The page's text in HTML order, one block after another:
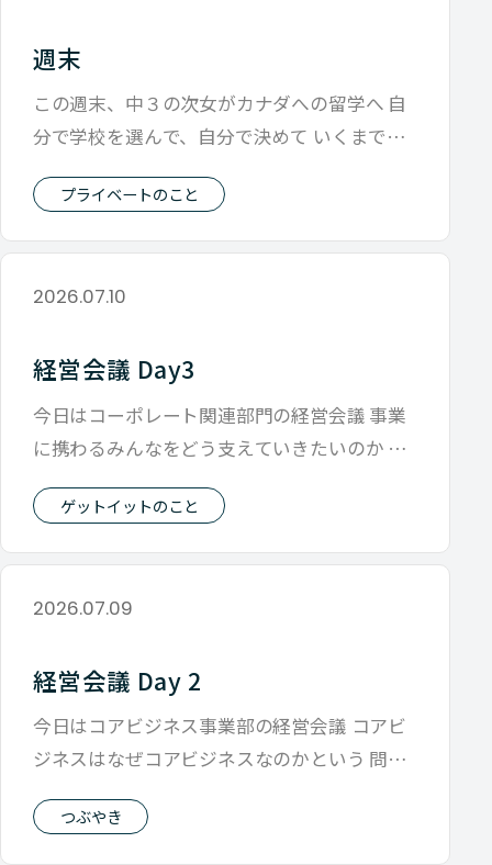
週末
この週末、中３の次女がカナダへの留学へ 自
分で学校を選んで、自分で決めて いくまでは
プライベートのこと
2026.07.10
経営会議 Day3
今日はコーポレート関連部門の経営会議 事業
に携わるみんなをどう支えていきたいのか そ
ゲットイットのこと
2026.07.09
経営会議 Day 2
今日はコアビジネス事業部の経営会議 コアビ
ジネスはなぜコアビジネスなのかという 問い
つぶやき